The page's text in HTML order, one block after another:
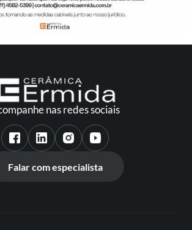
nas redes sociais
Falar com especialista